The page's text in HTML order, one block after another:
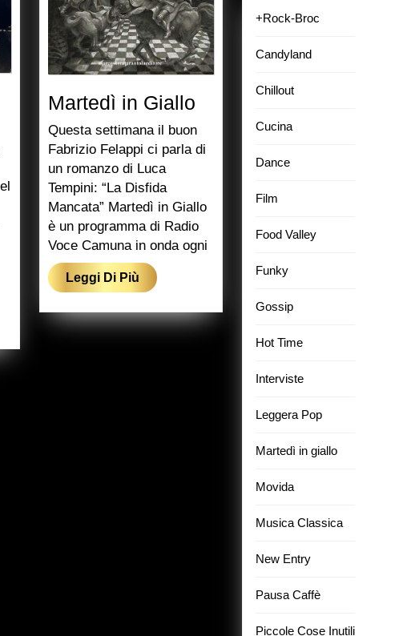
MartedìMartedì in GialloMartedì
in
Giallo
Questa settimana il buon
Fabrizio Felappi ci parla di
un romanzo di Luca
Tempini: “La Disfida
Mancata” Martedì in Giallo
è un programma di Radio
Voce Camuna in onda ogni
Leggi Di PiùLeggi
Di
Più
+Rock-Broc
Candyland
Chillout
Cucina
Dance
Film
Food Valley
Funky
Gossip
Hot Time
Interviste
Leggera Pop
Martedì in giallo
Movida
Musica Classica
New Entry
Pausa Caffè
Piccole Cose Inutili